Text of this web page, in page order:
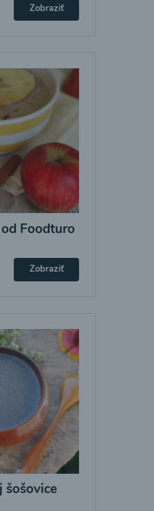
Zobraziť
Foodturo
Zobraziť
šošovice